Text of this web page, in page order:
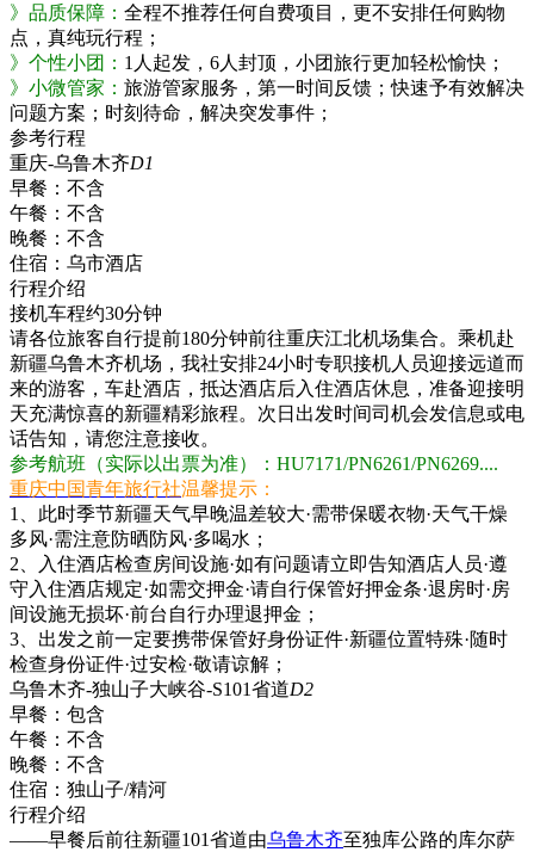
》品质保障： 全程不推荐任何自费项目，更不安排任何购物
点，真纯玩行程；
》个性小团： 1人起发，6人封顶，小团旅行更加轻松愉快；
》小微管家： 旅游管家服务，第一时间反馈；快速予有效解决
问题方案；时刻待命，解决突发事件；
参考行程
重庆-乌鲁木齐D1
早餐： 不含
午餐： 不含
晚餐： 不含
住宿： 乌市酒店
行程介绍
接机车程约30分钟
请各位旅客自行提前180分钟前往重庆江北机场集合。乘机赴
新疆乌鲁木齐机场，我社安排24小时专职接机人员迎接远道而
来的游客，车赴酒店，抵达酒店后入住酒店休息，准备迎接明
天充满惊喜的新疆精彩旅程。次日出发时间司机会发信息或电
话告知，请您注意接收。
参考航班（实际以出票为准）：HU7171/PN6261/PN6269....
重庆中国青年旅行社温馨提示：
1、此时季节新疆天气早晚温差较大·需带保暖衣物·天气干燥
多风·需注意防晒防风·多喝水；
2、入住酒店检查房间设施·如有问题请立即告知酒店人员·遵
守入住酒店规定·如需交押金·请自行保管好押金条·退房时·房
间设施无损坏·前台自行办理退押金；
3、出发之前一定要携带保管好身份证件·新疆位置特殊·随时
检查身份证件·过安检·敬请谅解；
乌鲁木齐-独山子大峡谷-S101省道D2
早餐： 包含
午餐： 不含
晚餐： 不含
住宿： 独山子/精河
行程介绍
——早餐后前往新疆101省道由乌鲁木齐至独库公路的库尔萨